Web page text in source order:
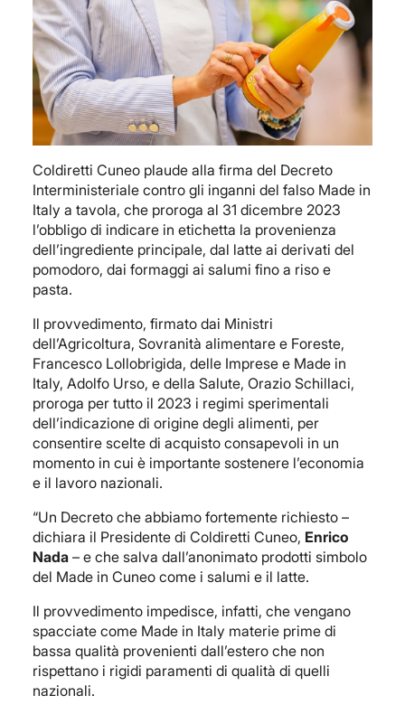
Coldiretti Cuneo plaude alla firma del Decreto
Interministeriale contro gli inganni del falso Made in
Italy a tavola, che proroga al 31 dicembre 2023
l’obbligo di indicare in etichetta la provenienza
dell’ingrediente principale, dal latte ai derivati del
pomodoro, dai formaggi ai salumi fino a riso e
pasta.
Il provvedimento, firmato dai Ministri
dell’Agricoltura, Sovranità alimentare e Foreste,
Francesco Lollobrigida, delle Imprese e Made in
Italy, Adolfo Urso, e della Salute, Orazio Schillaci,
proroga per tutto il 2023 i regimi sperimentali
dell’indicazione di origine degli alimenti, per
consentire scelte di acquisto consapevoli in un
momento in cui è importante sostenere l’economia
e il lavoro nazionali.
“Un Decreto che abbiamo fortemente richiesto –
dichiara il Presidente di Coldiretti Cuneo, Enrico
Nada– e che salva dall’anonimato prodotti simbolo
del Made in Cuneo come i salumi e il latte.
Il provvedimento impedisce, infatti, che vengano
spacciate come Made in Italy materie prime di
bassa qualità provenienti dall’estero che non
rispettano i rigidi paramenti di qualità di quelli
nazionali.